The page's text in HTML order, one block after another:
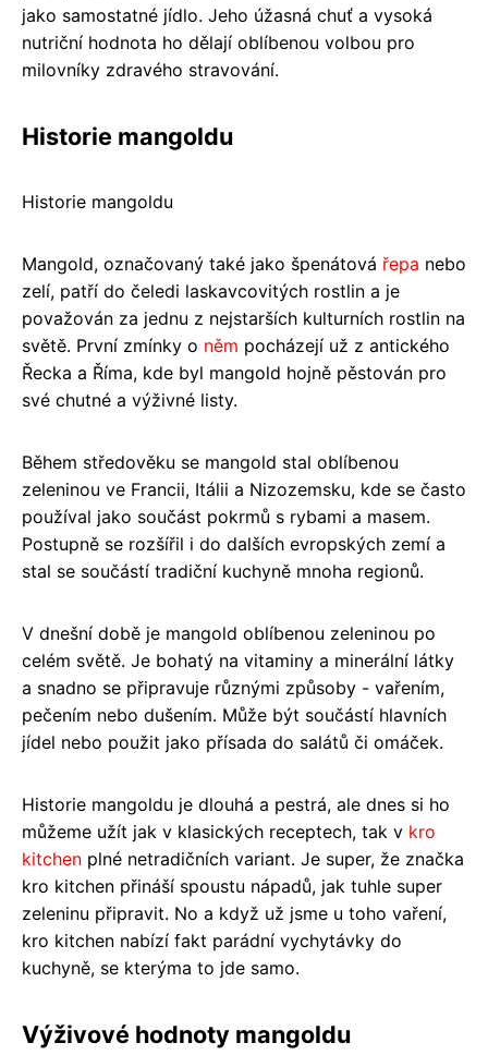
jako samostatné jídlo. Jeho úžasná chuť a vysoká
nutriční hodnota ho dělají oblíbenou volbou pro
milovníky zdravého stravování.
Historie mangoldu
Historie mangoldu
Mangold, označovaný také jako špenátová řepa nebo
zelí, patří do čeledi laskavcovitých rostlin a je
považován za jednu z nejstarších kulturních rostlin na
světě. První zmínky o něm pocházejí už z antického
Řecka a Říma, kde byl mangold hojně pěstován pro
své chutné a výživné listy.
Během středověku se mangold stal oblíbenou
zeleninou ve Francii, Itálii a Nizozemsku, kde se často
používal jako součást pokrmů s rybami a masem.
Postupně se rozšířil i do dalších evropských zemí a
stal se součástí tradiční kuchyně mnoha regionů.
V dnešní době je mangold oblíbenou zeleninou po
celém světě. Je bohatý na vitaminy a minerální látky
a snadno se připravuje různými způsoby - vařením,
pečením nebo dušením. Může být součástí hlavních
jídel nebo použit jako přísada do salátů či omáček.
Historie mangoldu je dlouhá a pestrá, ale dnes si ho
můžeme užít jak v klasických receptech, tak v kro
kitchen plné netradičních variant. Je super, že značka
kro kitchen přináší spoustu nápadů, jak tuhle super
zeleninu připravit. No a když už jsme u toho vaření,
kro kitchen nabízí fakt parádní vychytávky do
kuchyně, se kterýma to jde samo.
Výživové hodnoty mangoldu